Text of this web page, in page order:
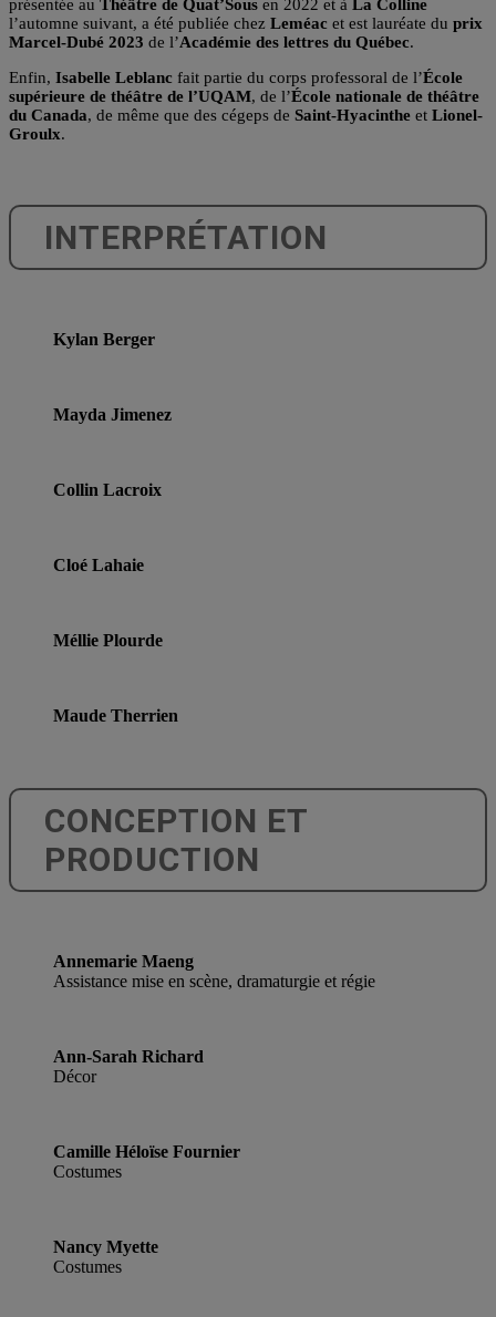
présentée au Théâtre de Quat’Sous en 2022 et à
La Colline
l’automne suivant, a été publiée chez Leméac et est lauréate du prix
Marcel-Dubé 2023 de l’Académie des lettres du Québec.
Enfin, Isabelle Leblanc fait partie du corps professoral de l’École
supérieure de théâtre de l’UQAM, de l’École nationale de théâtre
du Canada, de même que des cégeps de Saint-Hyacinthe et Lionel-
Groulx.
INTERPRÉTATION
Kylan Berger
Mayda Jimenez
Collin Lacroix
Cloé Lahaie
Méllie Plourde
Maude Therrien
CONCEPTION ET
PRODUCTION
Annemarie Maeng
Assistance mise en scène, dramaturgie et régie
Ann-Sarah Richard
Décor
Camille Héloïse Fournier
Costumes
Nancy Myette
Costumes